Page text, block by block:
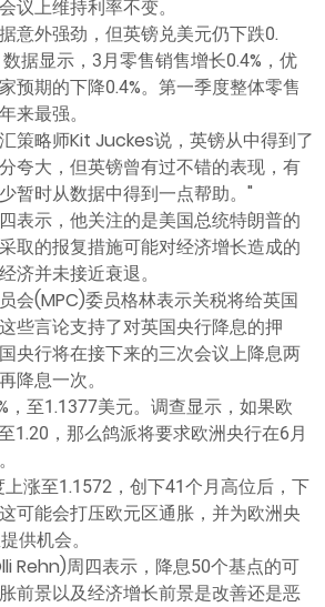
议上维持利率不变。
意外强劲，但英镑兑美元仍下跌0.
据显示，3月零售销售增长0.4%，优
预期的下降0.4%。第一季度整体零售
来最强。
策略师Kit Juckes说，英镑从中得到了
夸大，但英镑曾有过不错的表现，有
暂时从数据中得到一点帮助。"
表示，他关注的是美国总统特朗普的
取的报复措施可能对经济增长造成的
济并未接近衰退。
会(MPC)委员格林表示关税将给英国
些言论支持了对英国央行降息的押
央行将在接下来的三次会议上降息两
降息一次。
，至1.1377美元。调查显示，如果欧
1.20，那么鸽派将要求欧洲央行在6月
涨至1.1572，创下41个月高位后，下
可能会打压欧元区通胀，并为欧洲央
供机会。
Rehn)周四表示，降息50个基点的可
前景以及经济增长前景是改善还是恶